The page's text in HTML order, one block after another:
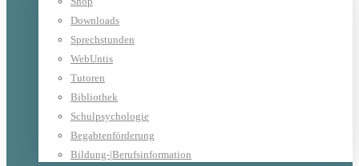
Downloads
Sprechstunden
WebUntis
Tutoren
Bibliothek
Schulpsychologie
Begabtenförderung
Bildung-|Berufsinformation